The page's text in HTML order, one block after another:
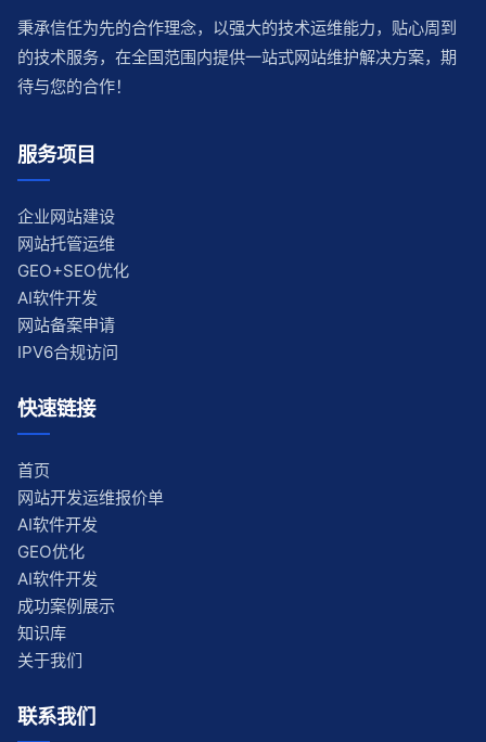
秉承信任为先的合作理念，以强大的技术运维能力，贴心周到
的技术服务，在全国范围内提供一站式网站维护解决方案，期
待与您的合作！
服务项目
企业网站建设
网站托管运维
GEO+SEO优化
AI软件开发
网站备案申请
IPV6合规访问
快速链接
首页
网站开发运维报价单
AI软件开发
GEO优化
AI软件开发
成功案例展示
知识库
关于我们
联系我们